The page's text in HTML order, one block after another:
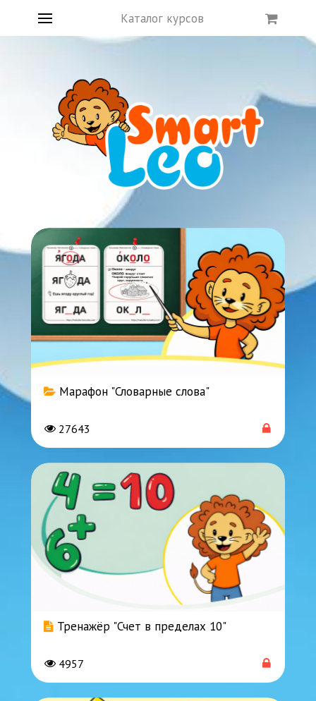
Каталог курсов
Марафон "Словарные слова"
27643
Тренажёр "Счет в пределах 10"
4957